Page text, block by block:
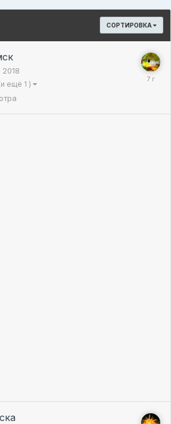
СОРТИРОВКА
ещё 1 )